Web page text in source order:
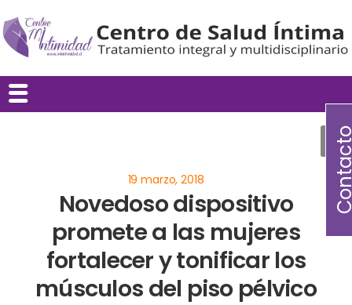
Novedoso dispositivo
promete a las mujeres
fortalecer y tonificar los
músculos del piso pélvico